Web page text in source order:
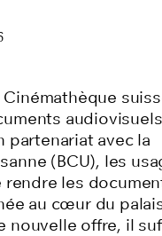
partenariat avec la
(BCU), les
les
au cœur du
nouvelle offre, il